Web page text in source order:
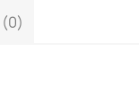
(0)